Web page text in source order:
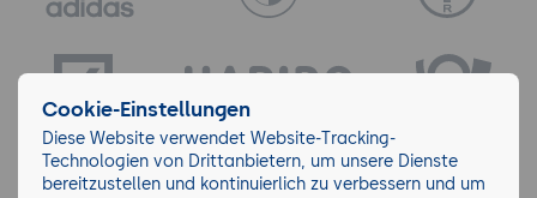
Cookie-Einstellungen
Diese Website verwendet Website-Tracking-
Technologien von Drittanbietern, um unsere Dienste
bereitzustellen und kontinuierlich zu verbessern und um